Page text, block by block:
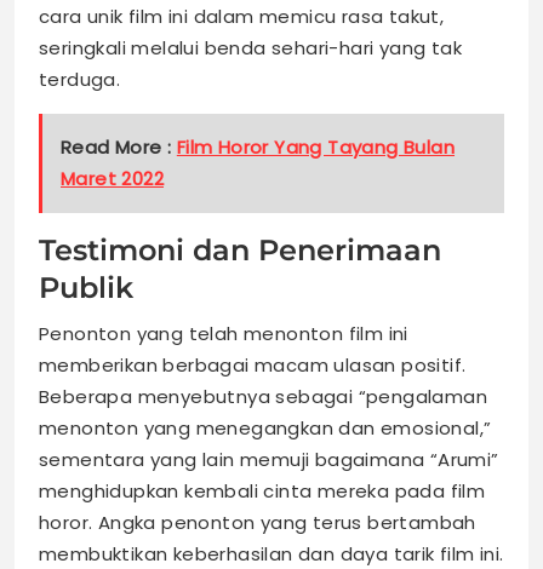
cara unik film ini dalam memicu rasa takut,
seringkali melalui benda sehari-hari yang tak
terduga.
Read More : Film Horor Yang Tayang Bulan
Maret 2022
Testimoni dan Penerimaan
Publik
Penonton yang telah menonton film ini
memberikan berbagai macam ulasan positif.
Beberapa menyebutnya sebagai “pengalaman
menonton yang menegangkan dan emosional,”
sementara yang lain memuji bagaimana “Arumi”
menghidupkan kembali cinta mereka pada film
horor. Angka penonton yang terus bertambah
membuktikan keberhasilan dan daya tarik film ini.